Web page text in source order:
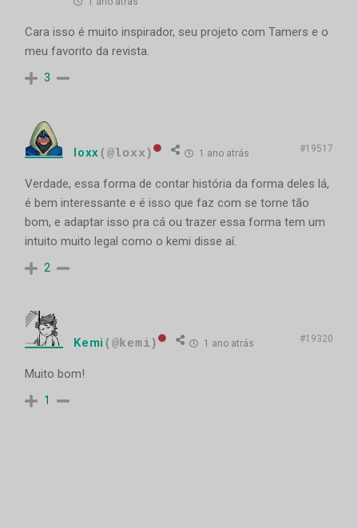
Cara isso é muito inspirador, seu projeto com Tamers e o
meu favorito da revista.
3
loxx(@loxx) 1 ano atrás #19517
Verdade, essa forma de contar história da forma deles lá,
é bem interessante e é isso que faz com se torne tão
bom, e adaptar isso pra cá ou trazer essa forma tem um
intuito muito legal como o kemi disse aí.
2
Kemi (@kemi) 1 ano atrás #19320
Muito bom!
1